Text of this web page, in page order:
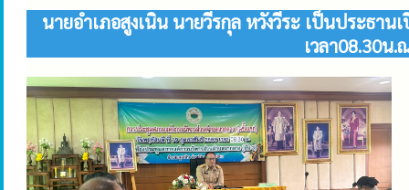
นายอำเภอสูงเนิน นายวีรกุล หวังวีระ เป็นประธ
เวลา08.30น